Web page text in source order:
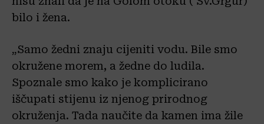
bilo i žena.
„Samo žedni znaju cijeniti vodu. Bile smo
okružene morem, a žedne do ludila.
Spoznale smo kako je komplicirano
iščupati stijenu iz njenog prirodnog
okruženja. Tada naučite da kamen ima žile